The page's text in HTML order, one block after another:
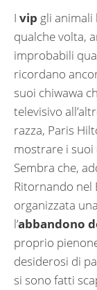
I vip gli animali
qualche volta,
improbabili
ricordano
suoi chiwawa
televisivo
razza, Paris
mostrare i suoi
Sembra che,
Ritornando nel
organizzata
l’abbandono
proprio
desiderosi di
si sono fatti